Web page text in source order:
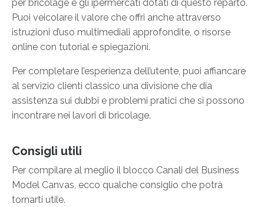
per bricolage e gli ipermercati dotati di questo reparto.
Puoi veicolare il valore che offri anche attraverso
istruzioni d’uso multimediali approfondite, o risorse
online con tutorial e spiegazioni.
Per completare l’esperienza dell’utente, puoi affiancare
al servizio clienti classico una divisione che dia
assistenza sui dubbi e problemi pratici che si possono
incontrare nei lavori di bricolage.
Consigli utili
Per compilare al meglio il blocco Canali del Business
Model Canvas, ecco qualche consiglio che potrà
tornarti utile.